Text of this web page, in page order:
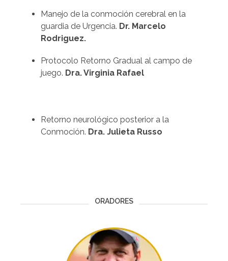
Manejo de la conmoción cerebral en la
guardia de Urgencia. Dr. Marcelo
Rodriguez.
Protocolo Retorno Gradual al campo de
juego. Dra. Virginia Rafael
Retorno neurológico posterior a la
Conmoción. Dra. Julieta Russo
ORADORES